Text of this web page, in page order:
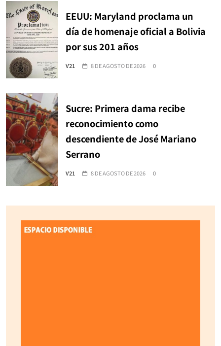
EEUU: Maryland proclama un
día de homenaje oficial a Bolivia
por sus 201 años
V21 8 DE AGOSTO DE 2026 0
Sucre: Primera dama recibe
reconocimiento como
descendiente de José Mariano
Serrano
V21 8 DE AGOSTO DE 2026 0